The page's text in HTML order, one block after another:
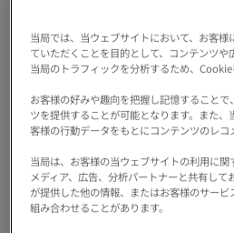
ます。
Guide
メイドインアリサ
大阪は西天満にあ
モチベーションシ
ツカレーが好きすぎ
当局では、当ウェブサイトにおいて、お客
ていただくことを目的として、コンテンツ
当局のトラフィックを分析するため、Cookie
お客様の好みや趣向を把握し記憶すること
ツを提供することが可能となります。また
客様の行動データをもとにコンテンツのレコ
当局は、お客様の当ウェブサイトの利用に
メディア、広告、分析パートナーと共有し
が提供した他の情報、またはお客様のサー
組み合わせることがあります。